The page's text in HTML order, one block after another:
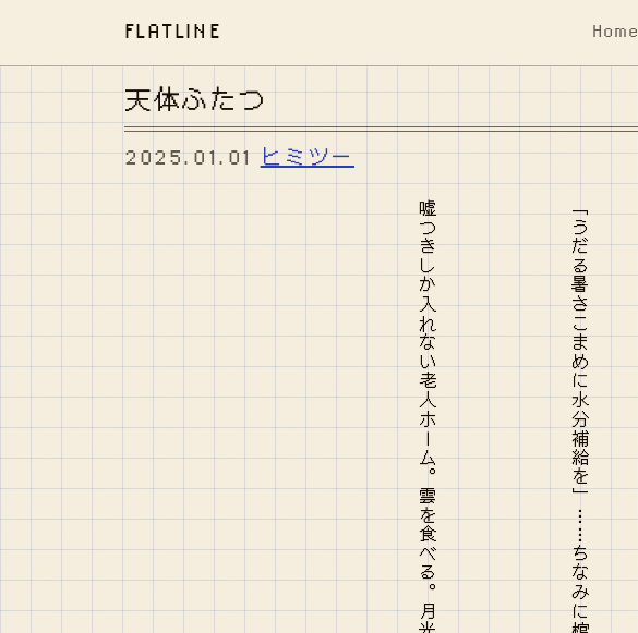
FLATLINE Home
天体ふたつ
2025.01.01ヒミツー
「うだる暑さこまめに水分補給を」︙︙ちなみに棺桶は涼しい
嘘つきしか入れない老人ホーム。雲を食べる。月光を吐く。